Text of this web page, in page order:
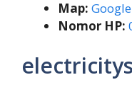
Map:
Nomor HP:
electricitys